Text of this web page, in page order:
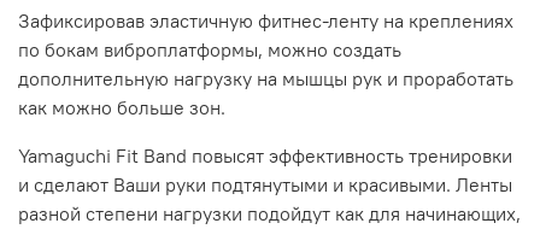
Зафиксировав эластичную фитнес-ленту на креплениях
по бокам виброплатформы, можно создать
дополнительную нагрузку на мышцы рук и проработать
как можно больше зон.
Yamaguchi Fit Band повысят эффективность тренировки
и сделают Ваши руки подтянутыми и красивыми. Ленты
разной степени нагрузки подойдут как для начинающих,